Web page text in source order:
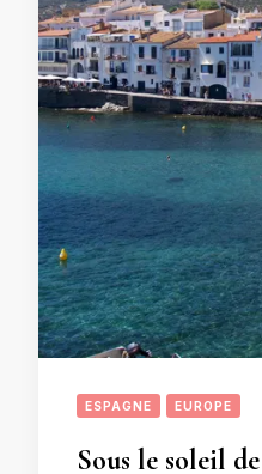
ESPAGNE EUROPE
Sous le soleil